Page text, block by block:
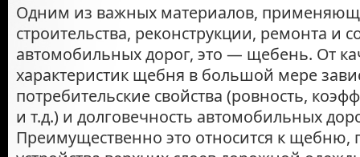
Одним из важных материалов,
строительства, реконструкции, ремонта и
автомобильных дорог, это — щебень. От
характеристик щебня в большой мере
потребительские свойства (ровность,
и т.д.) и долговечность автомобильных
Преимущественно это относится к